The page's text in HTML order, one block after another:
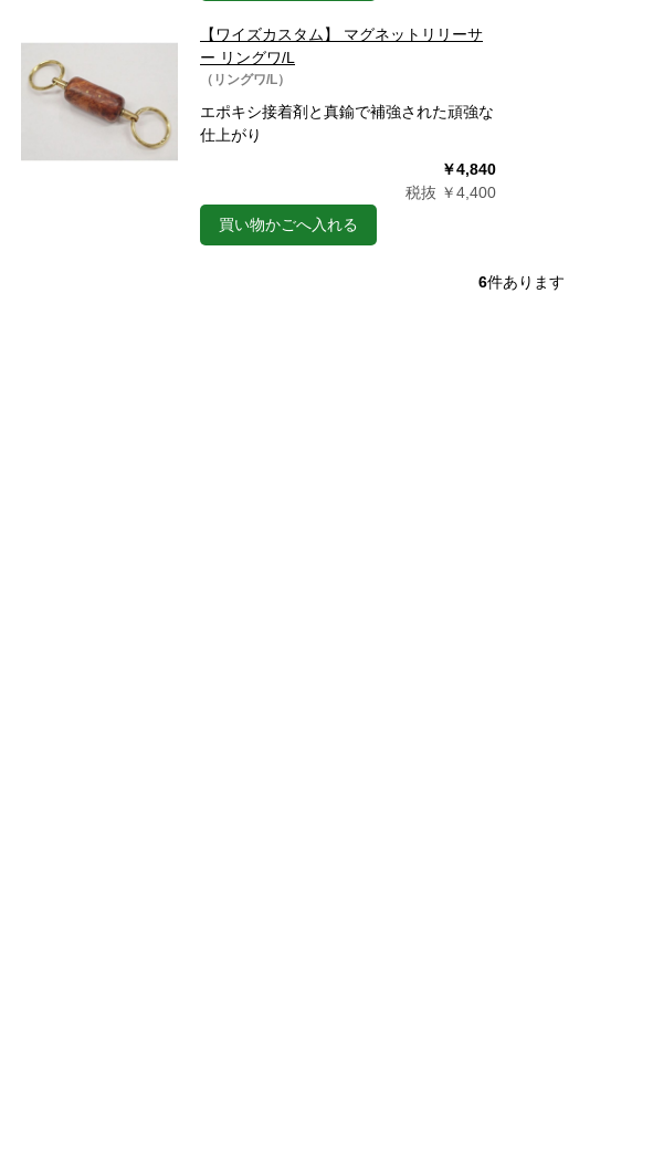
【ワイズカスタム】 マグネットリリーサ
ー リングワ/L
（リングワ/L）
エポキシ接着剤と真鍮で補強された頑強な
仕上がり
￥4,840
税抜 ￥4,400
買い物かごへ入れる
6件あります